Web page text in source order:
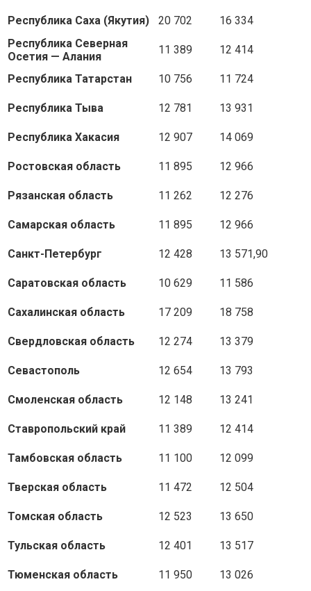
Республика Саха (Якутия) 20 702
16 334
Республика Северная
Осетия — Алания
11 389 12 414
Республика Татарстан 10 756 11 724
Республика Тыва 12 781 13 931
Республика Хакасия 12 907 14 069
Ростовская область 11 895 12 966
Рязанская область 11 262 12 276
Самарская область 11 895 12 966
Санкт-Петербург 12 428 13 571,90
Саратовская область 10 629 11 586
Сахалинская область 17 209 18 758
Свердловская область 12 274 13 379
Севастополь 12 654 13 793
Смоленская область 12 148 13 241
Ставропольский край 11 389 12 414
Тамбовская область 11 100 12 099
Тверская область 11 472 12 504
Томская область 12 523 13 650
Тульская область 12 401 13 517
Тюменская область 11 950 13 026